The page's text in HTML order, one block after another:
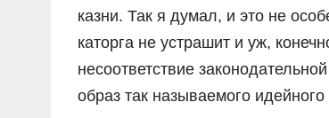
казни. Так я думал, и это не
каторга не устрашит и уж,
несоответствие
образ так называемого